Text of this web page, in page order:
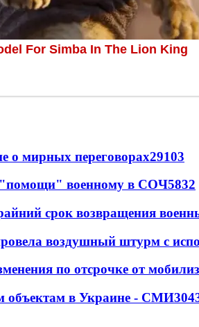
о мирных переговорах29103
военному в СОЧ5832
срок возвращения
воздушный штурм с
по отсрочке от
объектам в Украине - СМИ